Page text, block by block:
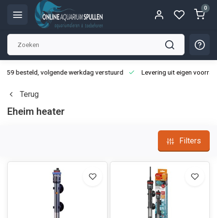
0
besteld, volgende werkdag verstuurd Levering uit eigen
Terug
Eheim heater
Filters